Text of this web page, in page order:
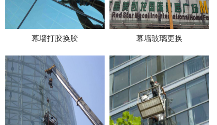
幕墙打胶换胶 幕墙玻璃更换